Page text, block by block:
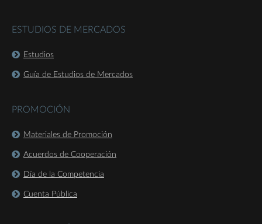
ESTUDIOS DE MERCADOS
Estudios
Guía de Estudios de Mercados
PROMOCIÓN
Materiales de Promoción
Acuerdos de Cooperación
Día de la Competencia
Cuenta Pública